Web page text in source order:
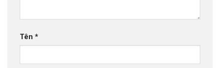
Tên *